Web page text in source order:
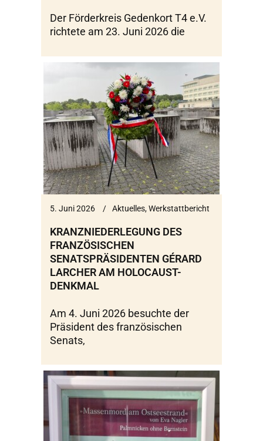
Der Förderkreis Gedenkort T4 e.V.
richtete am 23. Juni 2026 die
5. Juni 2026 Aktuelles,Werkstattbericht
KRANZNIEDERLEGUNG DES
FRANZÖSISCHEN
SENATSPRÄSIDENTEN GÉRARD
LARCHER AM HOLOCAUST-
DENKMAL
Am 4. Juni 2026 besuchte der
Präsident des französischen
Senats,